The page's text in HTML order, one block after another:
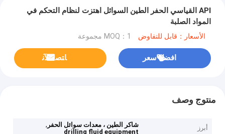
API القياسي الحفر الطين السوائل اهتزت لنظام التحكم في
المواد الصلبة
الأسعار：قابل للتفاوض MOQ：1 مجموعة
افضل سعر ﺎﺘﺼﻟ ﺍﻶﻧ
منتوج وصف
أبرز شاكر الطين ، معدات سوائل الحفر ,
drilling fluid equipment